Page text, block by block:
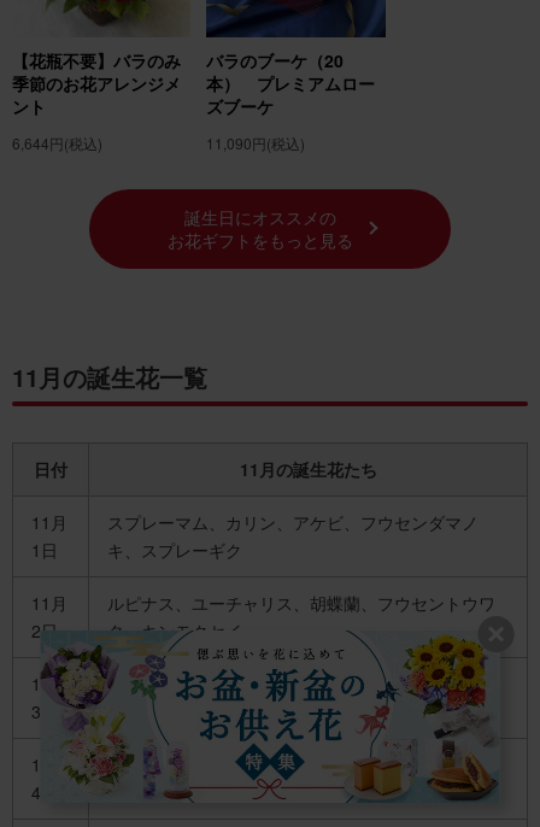
【花瓶不要】バラのみ
季節のお花アレンジメ
ント
6,644円(税込)
バラのブーケ（20
本） プレミアムロー
ズブーケ
11,090円(税込)
誕生日にオススメの
お花ギフトをもっと見る
11月の誕生花一覧
日付 11月の誕生花たち
11月
1日
スプレーマム、カリン、アケビ、フウセンダマノ
キ、スプレーギク
11月
2日
ルピナス、ユーチャリス、胡蝶蘭、フウセントウワ
タ、キンモクセイ
11月
3日
プリムラ、サザンカ、ジャーマンカモミール、キ
ク、カエデ
11月
4日
ルピナス、ブバリア、ムラサキシキブ、サフラン、
クロッサンドラ